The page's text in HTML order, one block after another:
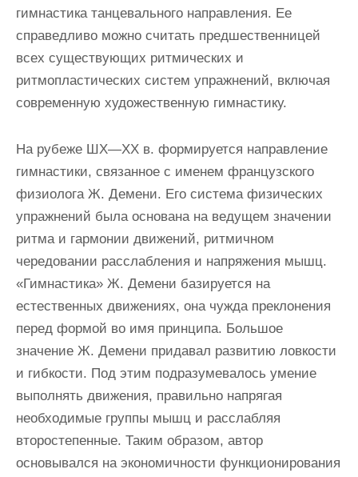
гимнастика танцевального направления. Ее
справедливо можно считать предшественницей
всех существующих ритмических и
ритмопластических систем упражнений, включая
современную художественную гимнастику.
На рубеже ШХ—ХХ в. формируется направление
гимнастики, связанное с именем французского
физиолога Ж. Демени. Его система физических
упражнений была основана на ведущем значении
ритма и гармонии движений, ритмичном
чередовании расслабления и напряжения мышц.
«Гимнастика» Ж. Демени базируется на
естественных движениях, она чужда преклонения
перед формой во имя принципа. Большое
значение Ж. Демени придавал развитию ловкости
и гибкости. Под этим подразумевалось умение
выполнять движения, правильно напрягая
необходимые группы мышц и расслабляя
второстепенные. Таким образом, автор
основывался на экономичности функционирования